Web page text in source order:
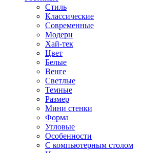
Стиль
Классические
Современные
Модерн
Хай-тек
Цвет
Белые
Венге
Светлые
Темные
Размер
Мини стенки
Форма
Угловые
Особенности
С компьютерным столом